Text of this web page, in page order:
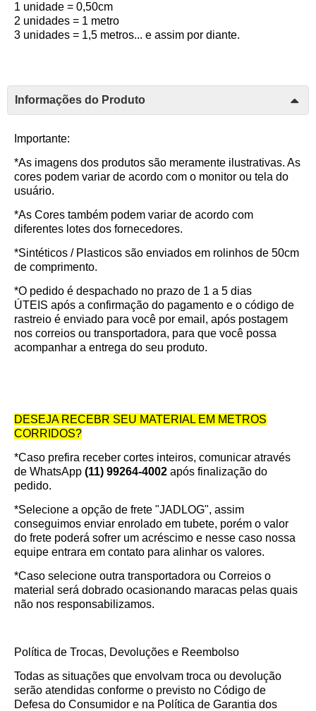
1 unidade = 0,50cm
2 unidades = 1 metro
3 unidades = 1,5 metros... e assim por diante.
Informações do Produto
Importante:
*As imagens dos produtos são meramente ilustrativas. As
cores podem variar de acordo com o monitor ou tela do
usuário.
*As Cores também podem variar de acordo com
diferentes lotes dos fornecedores.
*Sintéticos / Plasticos são enviados em rolinhos de 50cm
de comprimento.
*O pedido é despachado no prazo de 1 a 5 dias
ÚTEIS após a confirmação do pagamento e o código de
rastreio é enviado para você por email, após postagem
nos correios ou transportadora, para que você possa
acompanhar a entrega do seu produto.
DESEJA RECEBR SEU MATERIAL EM METROS
CORRIDOS?
*Caso prefira receber cortes inteiros, comunicar através
de WhatsApp (11) 99264-4002 após finalização do
pedido.
*Selecione a opção de frete "JADLOG", assim
conseguimos enviar enrolado em tubete, porém o valor
do frete poderá sofrer um acréscimo e nesse caso nossa
equipe entrara em contato para alinhar os valores.
*Caso selecione outra transportadora ou Correios o
material será dobrado ocasionando maracas pelas quais
não nos responsabilizamos.
Política de Trocas, Devoluções e Reembolso
Todas as situações que envolvam troca ou devolução
serão atendidas conforme o previsto no Código de
Defesa do Consumidor e na Política de Garantia dos